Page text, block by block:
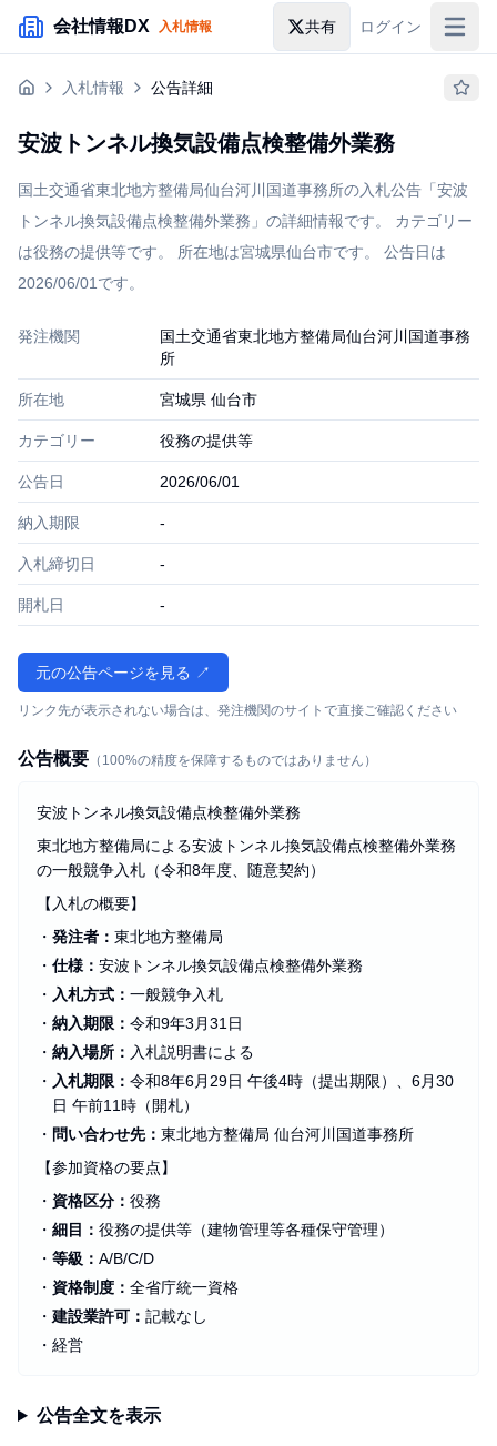
メインコンテンツにスキップ
会社情報DX 入札情報 共有 ログイン
入札情報
企業検索
入札情報 公告詳細
安波トンネル換気設備点検整備外業務
国土交通省東北地方整備局仙台河川国道事務所の入札公告「安波
トンネル換気設備点検整備外業務」の詳細情報です。 カテゴリー
は役務の提供等です。 所在地は宮城県仙台市です。 公告日は
2026/06/01です。
発注機関
国土交通省東北地方整備局仙台河川国道事務
所
所在地 宮城県 仙台市
カテゴリー 役務の提供等
公告日 2026/06/01
納入期限 -
入札締切日 -
開札日 -
元の公告ページを見る ↗
リンク先が表示されない場合は、発注機関のサイトで直接ご確認ください
公告概要 （100%の精度を保障するものではありません）
安波トンネル換気設備点検整備外業務
東北地方整備局による安波トンネル換気設備点検整備外業務
の一般競争入札（令和8年度、随意契約）
【入札の概要】
・ 発注者： 東北地方整備局
・ 仕様： 安波トンネル換気設備点検整備外業務
・ 入札方式： 一般競争入札
・ 納入期限： 令和9年3月31日
・ 納入場所： 入札説明書による
・ 入札期限： 令和8年6月29日 午後4時（提出期限）、6月30
日 午前11時（開札）
・ 問い合わせ先： 東北地方整備局 仙台河川国道事務所
【参加資格の要点】
・ 資格区分： 役務
・ 細目： 役務の提供等（建物管理等各種保守管理）
・ 等級： A/B/C/D
・ 資格制度： 全省庁統一資格
・ 建設業許可： 記載なし
・ 経営
公告全文を表示